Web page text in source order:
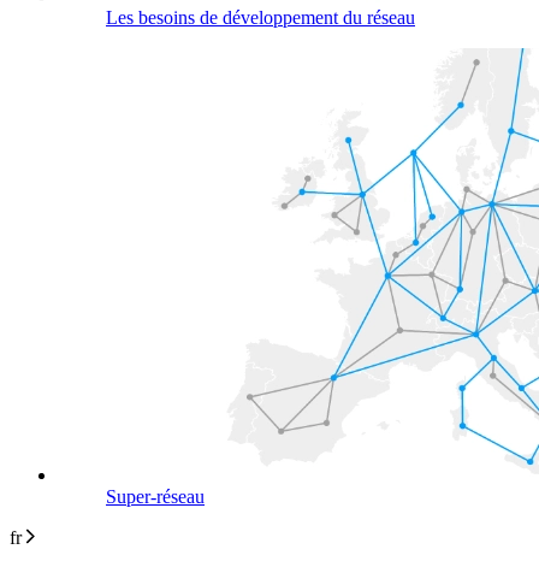
Les besoins de développement du réseau
Super-réseau
fr